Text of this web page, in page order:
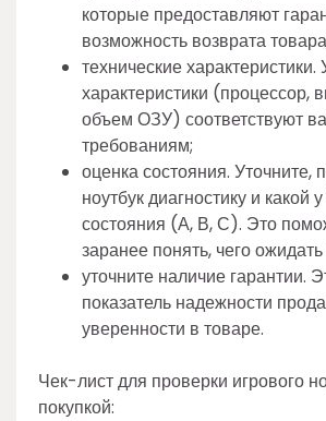
которые предоставляют
возможность возврата
технические характеристики.
характеристики (процессор,
объем ОЗУ) соответствуют
требованиям;
оценка состояния. Уточните,
ноутбук диагностику и какой
состояния (А, В, С). Это
заранее понять, чего ожидать
уточните наличие гарантии.
показатель надежности
уверенности в товаре.
Чек-лист для проверки игрового
покупкой: